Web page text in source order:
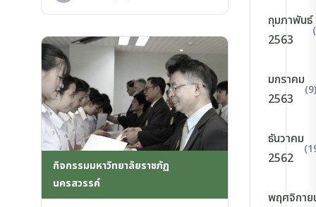
กิจกรรมมหาวิทยาลัยราชภัฏ
นครสวรรค์
กุมภาพันธ์
2563
มกราคม
2563
(9)
ธันวาคม
2562
พฤศจิกาย